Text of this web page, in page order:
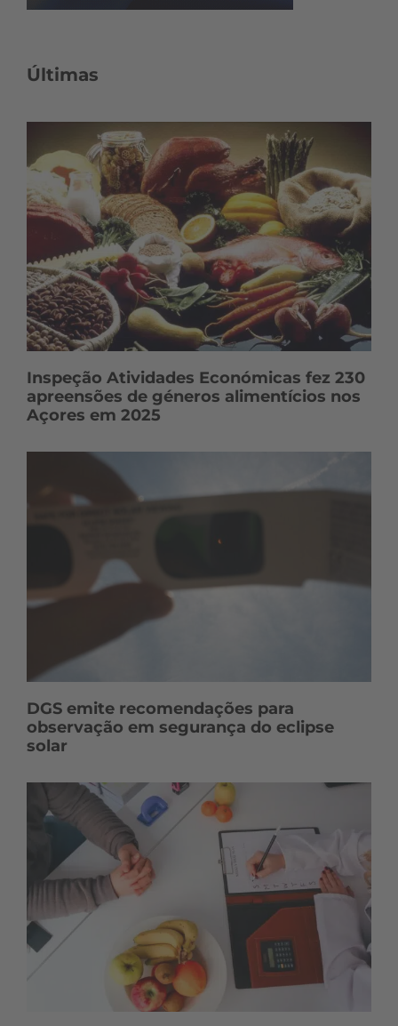
Últimas
Inspeção Atividades Económicas fez 230
apreensões de géneros alimentícios nos
Açores em 2025
DGS emite recomendações para
observação em segurança do eclipse
solar